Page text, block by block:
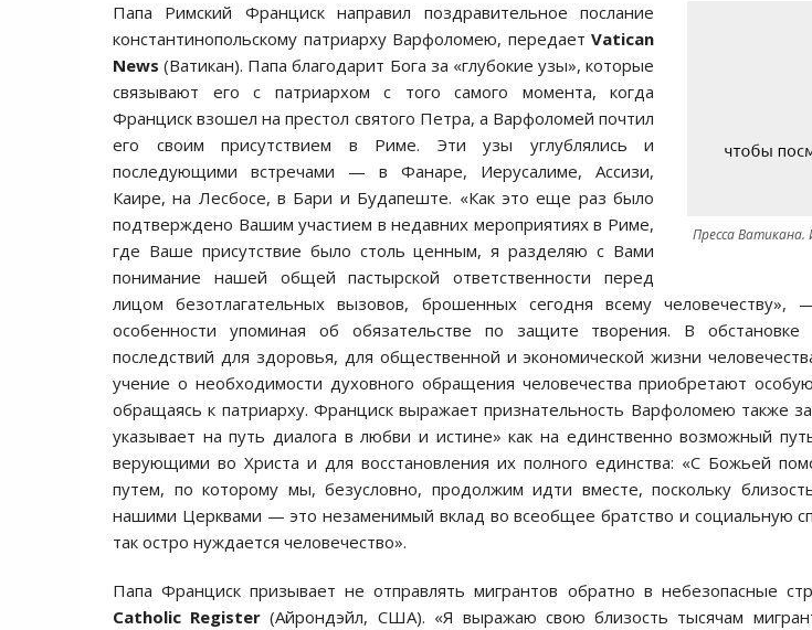
Пресса Ватикана.
Папа Римский Франциск направил поздравительное послание
константинопольскому патриарху Варфоломею, передает Vatican
News (Ватикан). Папа благодарит Бога за «глубокие узы», которые
связывают его с патриархом с того самого момента, когда
Франциск взошел на престол святого Петра, а Варфоломей почтил
его своим присутствием в Риме. Эти узы углублялись и
последующими встречами — в Фанаре, Иерусалиме, Ассизи,
Каире, на Лесбосе, в Бари и Будапеште. «Как это еще раз было
подтверждено Вашим участием в недавних мероприятиях в Риме,
где Ваше присутствие было столь ценным, я разделяю с Вами
понимание нашей общей пастырской ответственности перед
лицом безотлагательных вызовов, брошенных сегодня всему человечеству»,
особенности упоминая об обязательстве по защите творения. В
последствий для здоровья, для общественной и экономической жизни
учение о необходимости духовного обращения человечества приобретают
обращаясь к патриарху. Франциск выражает признательность Варфоломею также
указывает на путь диалога в любви и истине» как на единственно возможный
верующими во Христа и для восстановления их полного единства: «С Божьей
путем, по которому мы, безусловно, продолжим идти вместе, поскольку
нашими Церквами — это незаменимый вклад во всеобщее братство и социальную
так остро нуждается человечество».
Папа Франциск призывает не отправлять мигрантов обратно в небезопасные
Catholic Register (Айрондэйл, США). «Я выражаю свою близость тысячам